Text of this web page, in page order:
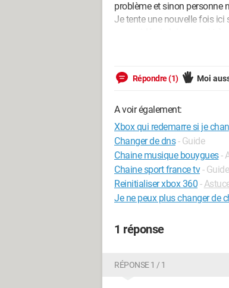
problème et sinon personne
Je tente une nouvelle fois ici
vague idée, je lui en serai
Répondre (1) Moi
A voir également:
Xbox qui redemarre si je
Changer de dns - Guide
Chaine musique bouygues-
Chaine sport france tv - Guide
Reinitialiser xbox 360 -
Je ne peux plus changer de
1 réponse
RÉPONSE 1 / 1